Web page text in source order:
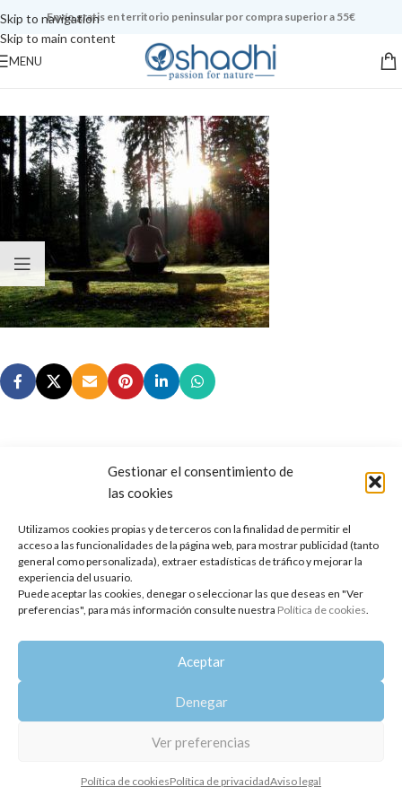
Gestionar el consentimiento de
las cookies
Utilizamos cookies propias y de terceros con la finalidad de permitir el
acceso a las funcionalidades de la página web, para mostrar publicidad (tanto
general como personalizada), extraer estadísticas de tráfico y mejorar la
experiencia del usuario.
Puede aceptar las cookies, denegar o seleccionar las que deseas en "Ver
preferencias", para más información consulte nuestra Política de cookies.
Aceptar
Denegar
Ver preferencias
Política de cookiesPolítica de privacidadAviso legal
Skip to navigation
Skip to main content
Envío gratis en territorio peninsular por compra superior a 55€
MENU
Copyright 2014-2025
Política de privacidad Aviso legal | Política de cookies